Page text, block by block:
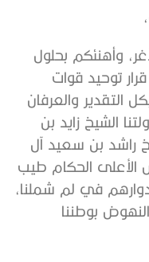
وأهنئكم بحلول
توحيد قوات
التقدير والعرفان
الشيخ زايد بن
راشد بن سعيد آل
الأعلى الحكام طيب
في لم شملنا،
بوطننا